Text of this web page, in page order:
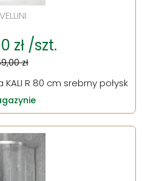
zł /szt.
zł
R 80 cm srebrny połysk